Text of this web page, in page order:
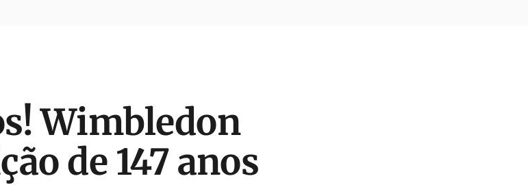
Wimbledon
de 147 anos